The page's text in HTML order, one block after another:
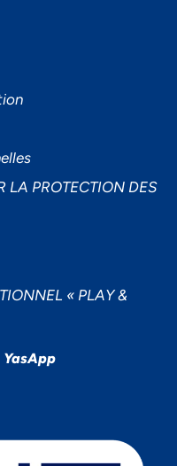
LA PROTECTION DES
« PLAY &
YasApp